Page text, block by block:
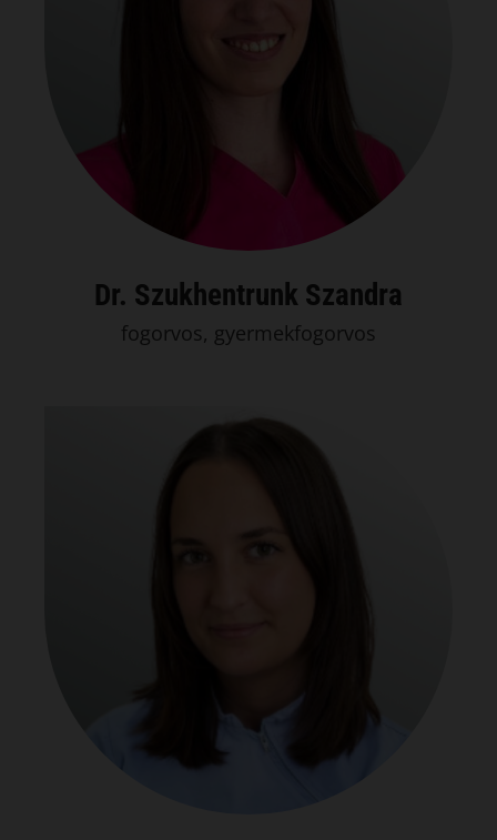
Dr. Szukhentrunk Szandra
fogorvos, gyermekfogorvos